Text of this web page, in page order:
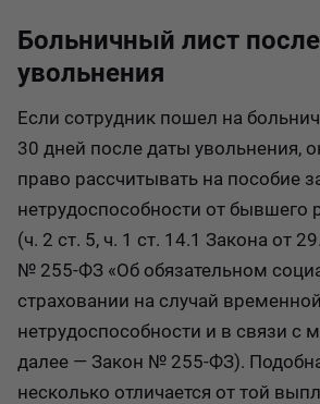
Больничный лист после
увольнения
Если сотрудник пошел на
30 дней после даты увольнения,
право рассчитывать на пособие
нетрудоспособности от бывшего
(ч. 2 ст. 5, ч. 1 ст. 14.1 Закона от
№ 255‑ФЗ «Об обязательном
страховании на случай временной
нетрудоспособности и в связи с
далее — Закон № 255-ФЗ).
несколько отличается от той